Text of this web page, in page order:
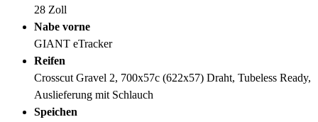
28 Zoll
Nabe vorne
GIANT eTracker
Reifen
Crosscut Gravel 2, 700x57c (622x57) Draht, Tubeless Ready,
Auslieferung mit Schlauch
Speichen